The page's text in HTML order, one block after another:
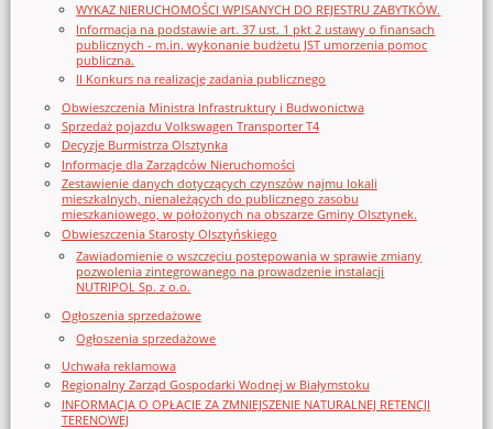
WYKAZ NIERUCHOMOŚCI WPISANYCH DO REJESTRU ZABYTKÓW.
Informacja na podstawie art. 37 ust. 1 pkt 2 ustawy o finansach
publicznych - m.in. wykonanie budżetu JST umorzenia pomoc
publiczna.
II Konkurs na realizację zadania publicznego
Obwieszczenia Ministra Infrastruktury i Budwonictwa
Sprzedaż pojazdu Volkswagen Transporter T4
Decyzje Burmistrza Olsztynka
Informacje dla Zarządców Nieruchomości
Zestawienie danych dotyczących czynszów najmu lokali
mieszkalnych, nienależących do publicznego zasobu
mieszkaniowego, w położonych na obszarze Gminy Olsztynek.
Obwieszczenia Starosty Olsztyńskiego
Zawiadomienie o wszczęciu postępowania w sprawie zmiany
pozwolenia zintegrowanego na prowadzenie instalacji
NUTRIPOL Sp. z o.o.
Ogłoszenia sprzedażowe
Ogłoszenia sprzedażowe
Uchwała reklamowa
Regionalny Zarząd Gospodarki Wodnej w Białymstoku
INFORMACJA O OPŁACIE ZA ZMNIEJSZENIE NATURALNEJ RETENCJI
TERENOWEJ